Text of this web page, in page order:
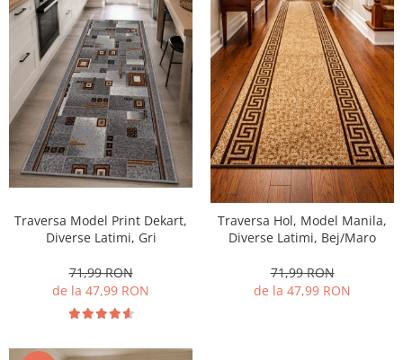
Traversa Model Print Dekart,
Diverse Latimi, Gri
71,99 RON
de la 47,99 RON
Traversa Hol, Model Manila,
Diverse Latimi, Bej/Maro
71,99 RON
de la 47,99 RON